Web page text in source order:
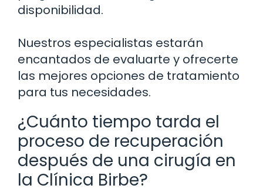
disponibilidad.
Nuestros especialistas estarán
encantados de evaluarte y ofrecerte
las mejores opciones de tratamiento
para tus necesidades.
¿Cuánto tiempo tarda el
proceso de recuperación
después de una cirugía en
la Clínica Birbe?